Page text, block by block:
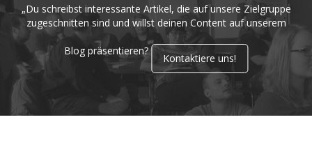
„Du schreibst interessante Artikel, die auf unsere Zielgruppe
zugeschnitten sind und willst deinen Content auf unserem
Blog präsentieren?
Kontaktiere uns!